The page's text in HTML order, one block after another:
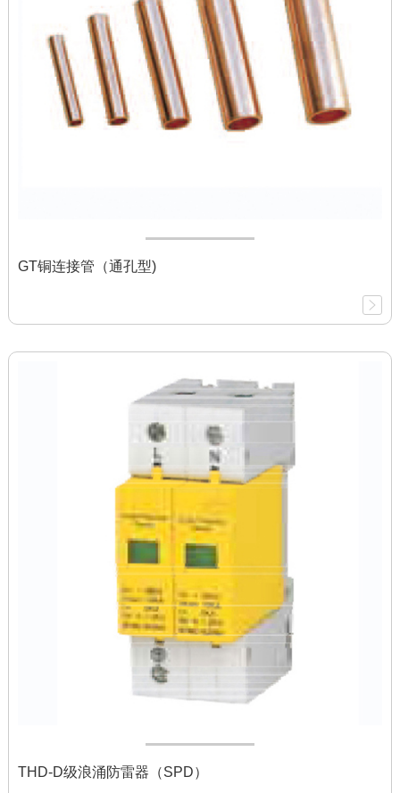
GT铜连接管（通孔型)
THD-D级浪涌防雷器（SPD）